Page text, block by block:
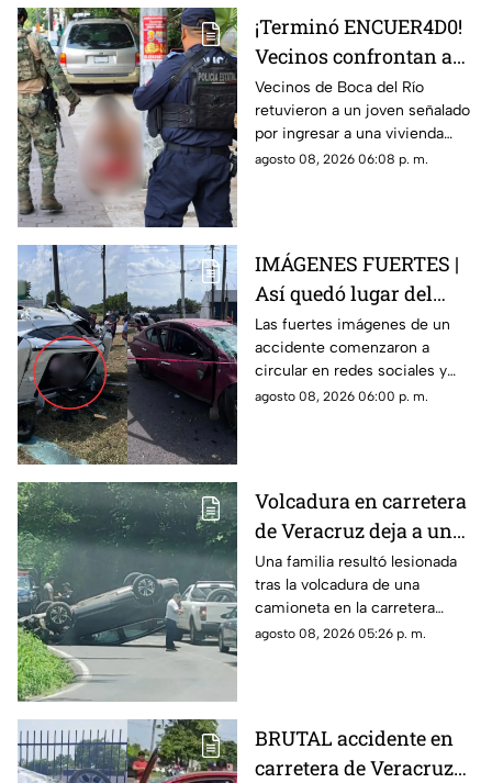
¡Terminó ENCUER4D0!
Vecinos confrontan a
presunto ladrón en
Infonavit de Boca del
Río
Vecinos de Boca del Río
retuvieron a un joven señalado
por ingresar a una vivienda
durante la madrugada y lo
agosto 08, 2026 06:08 p. m.
IMÁGENES FUERTES |
Así quedó lugar del
accidente en carretera
de Veracruz donde un
joven MURIÓ; su madre
está grave
Las fuertes imágenes de un
accidente comenzaron a
circular en redes sociales y
muestran los momentos
agosto 08, 2026 06:00 p. m.
Volcadura en carretera
de Veracruz deja a una
familia lesionada
Una familia resultó lesionada
tras la volcadura de una
camioneta en la carretera
Fortín-Orizaba, donde la
agosto 08, 2026 05:26 p. m.
BRUTAL accidente en
carretera de Veracruz